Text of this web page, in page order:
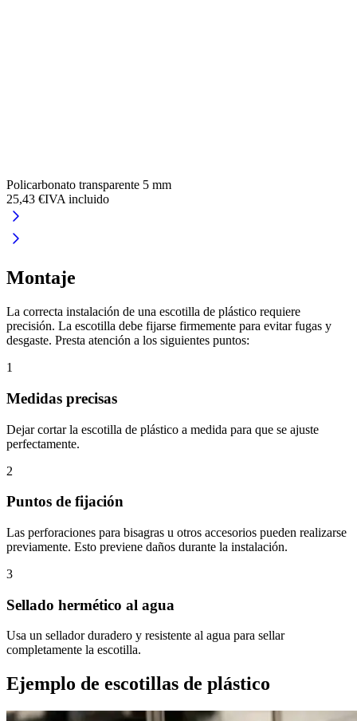
Policarbonato transparente 5 mm
25,43 €IVA incluido
Montaje
La correcta instalación de una escotilla de plástico requiere
precisión. La escotilla debe fijarse firmemente para evitar fugas y
desgaste. Presta atención a los siguientes puntos:
1
Medidas precisas
Dejar cortar la escotilla de plástico a medida para que se ajuste
perfectamente.
2
Puntos de fijación
Las perforaciones para bisagras u otros accesorios pueden realizarse
previamente. Esto previene daños durante la instalación.
3
Sellado hermético al agua
Usa un sellador duradero y resistente al agua para sellar
completamente la escotilla.
Ejemplo de escotillas de plástico